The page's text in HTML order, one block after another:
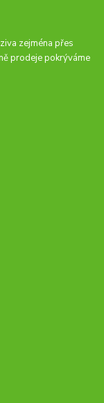
zejména přes
prodeje pokrýváme